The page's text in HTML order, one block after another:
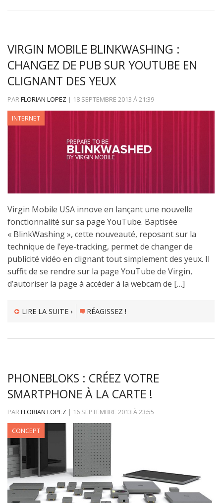
VIRGIN MOBILE BLINKWASHING :
CHANGEZ DE PUB SUR YOUTUBE EN
CLIGNANT DES YEUX
PAR FLORIAN LOPEZ | 18 SEPTEMBRE 2013 À 21:39
INTERNET
Virgin Mobile USA innove en lançant une nouvelle
fonctionnalité sur sa page YouTube. Baptisée
« BlinkWashing », cette nouveauté, reposant sur la
technique de l’eye-tracking, permet de changer de
publicité vidéo en clignant tout simplement des yeux. Il
suffit de se rendre sur la page YouTube de Virgin,
d’autoriser la page à accéder à la webcam de […]
LIRE LA SUITE › RÉAGISSEZ !
PHONEBLOKS : CRÉEZ VOTRE
SMARTPHONE À LA CARTE !
PARFLORIAN LOPEZ | 16 SEPTEMBRE 2013 À23:55
CONCEPT